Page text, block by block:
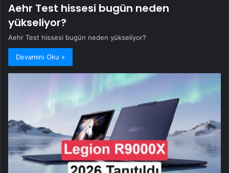
Aehr Test hissesi bugün neden
yükseliyor?
Aehr Test hissesi bugün neden yükseliyor?
Devamını Oku »